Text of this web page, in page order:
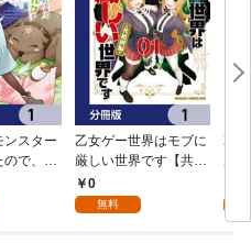
ンスター
ので、ス
で裁縫
【分冊
乙女ゲー世界はモブに
厳しい世界です【共和
国編】【分冊版】 1
0
無料
乙